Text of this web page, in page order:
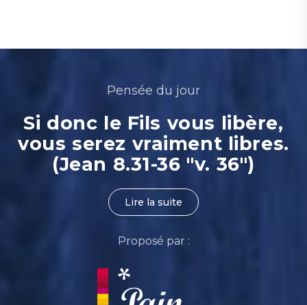
Pensée du jour
Si donc le Fils vous libère,
vous serez vraiment libres.
(Jean 8.31-36 "v. 36")
Lire la suite
Proposé par :